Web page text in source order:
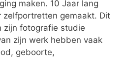
maken. 10 Jaar lang
zelfportretten gemaakt. Dit
zijn fotografie studie
zijn werk hebben vaak
geboorte,